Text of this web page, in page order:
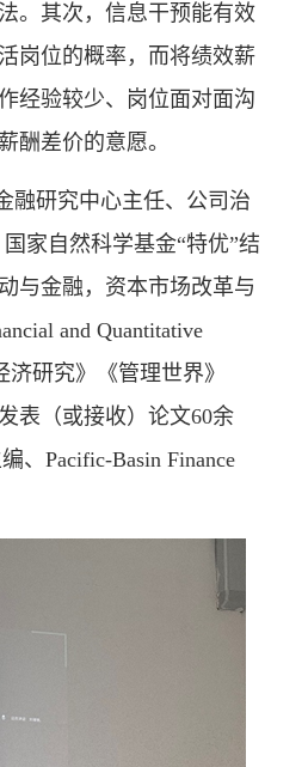
。其次，信息干预能有效
岗位的概率，而将绩效薪
经验较少、岗位面对面沟
酬差价的意愿。
融研究中心主任、公司治
家自然科学基金“特优”结
与金融，资本市场改革与
and Quantitative
济研究》《管理世界》
表（或接收）论文60余
、Pacific-Basin Finance